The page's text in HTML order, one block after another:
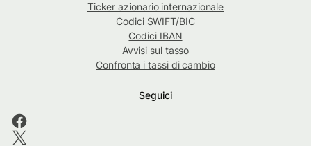
Ticker azionario internazionale
Codici SWIFT/BIC
Codici IBAN
Avvisi sul tasso
Confronta i tassi di cambio
Seguici